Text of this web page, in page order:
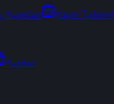
Yayınlar
Yayın Takvimi
Yazılar